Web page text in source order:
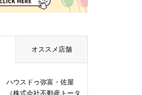
オススメ店舗
ハウスドゥ弥富・佐屋
（株式会社不動産トータ